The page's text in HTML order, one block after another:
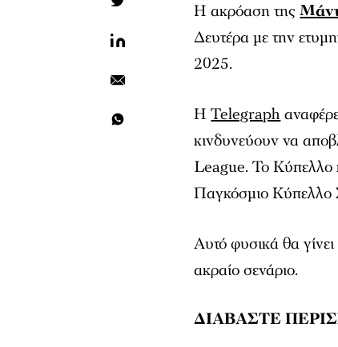
Η ακρόαση της
Δευτέρα με την
2025.
ΗTelegraph
κινδυνεύουν να
League. Το Κύπελλο
Παγκόσμιο Κύπελλο
Αυτό φυσικά θα
ακραίο σενάριο.
ΔΙΑΒΑΣΤΕ